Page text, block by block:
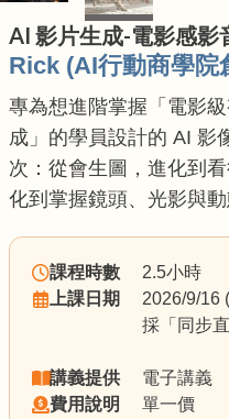
AI 影片生成-電影感
Rick (AI行動商學院
專為想進階掌握「電影
成」的學員設計的 AI 影
次：從會生圖，進化到
化到掌握鏡頭、光影與動
課程時數
2.5小時
上課日期
2026/9/16
採「同步
講義提供
電子講義
費用說明
單一價